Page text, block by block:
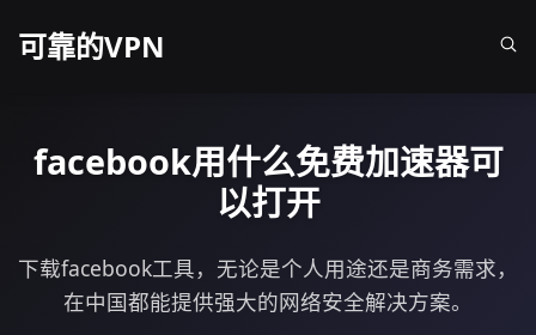
可靠的VPN
facebook用什么免费加速器可
以打开
下载facebook工具，无论是个人用途还是商务需求，
在中国都能提供强大的网络安全解决方案。